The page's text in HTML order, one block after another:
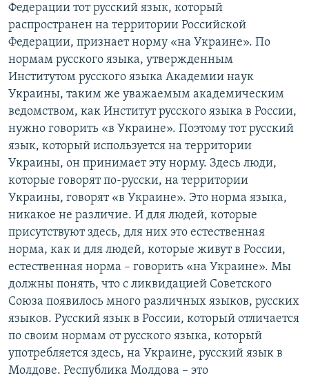
Федерации тот русский язык, который
распространен на территории Российской
Федерации, признает норму «на Украине». По
нормам русского языка, утвержденным
Институтом русского языка Академии наук
Украины, таким же уважаемым академическим
ведомством, как Институт русского языка в России,
нужно говорить «в Украине». Поэтому тот русский
язык, который используется на территории
Украины, он принимает эту норму. Здесь люди,
которые говорят по-русски, на территории
Украины, говорят «в Украине». Это норма языка,
никакое не различие. И для людей, которые
присутствуют здесь, для них это естественная
норма, как и для людей, которые живут в России,
естественная норма – говорить «на Украине». Мы
должны понять, что с ликвидацией Советского
Союза появилось много различных языков, русских
языков. Русский язык в России, который отличается
по своим нормам от русского языка, который
употребляется здесь, на Украине, русский язык в
Молдове. Республика Молдова – это